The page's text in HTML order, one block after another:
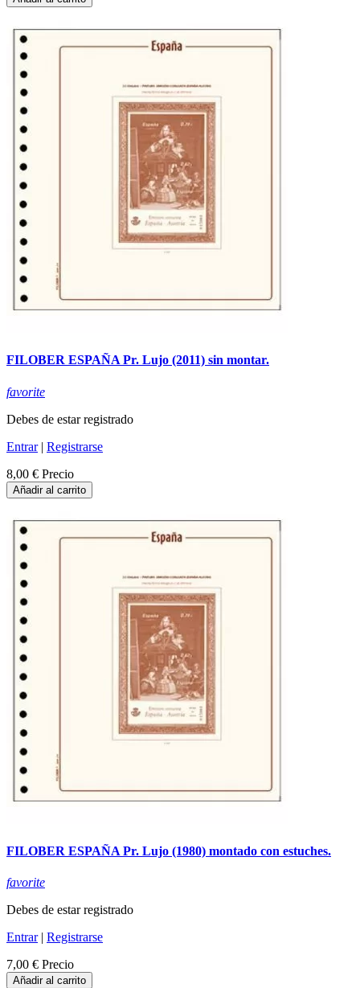
FILOBER ESPAÑA Pr. Lujo (2011) sin montar.
favorite
Debes de estar registrado
Entrar| Registrarse
8,00 € Precio
Añadir al carrito
FILOBER ESPAÑA Pr. Lujo (1980) montado con estuches.
favorite
Debes de estar registrado
Entrar| Registrarse
7,00 € Precio
Añadir al carrito